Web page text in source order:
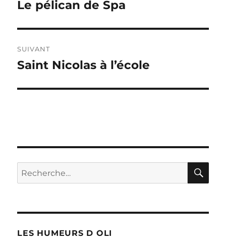
Publication
Le pélican de Spa
SUIVANT
Publication
Saint Nicolas à l’école
Recherche
pour :
LES HUMEURS D OLI